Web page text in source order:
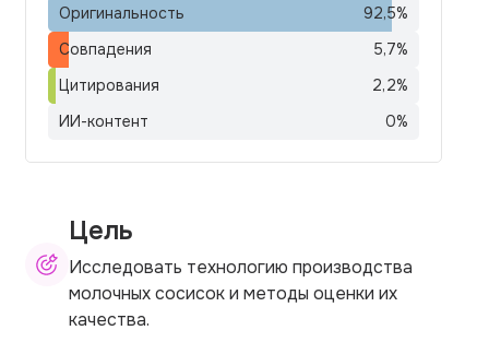
Оригинальность 92,5%
Совпадения
5,7%
Цитирования
2,2%
ИИ-контент
0%
Цель
Исследовать технологию производства
молочных сосисок и методы оценки их
качества.